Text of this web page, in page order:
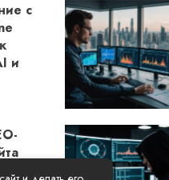
с
и